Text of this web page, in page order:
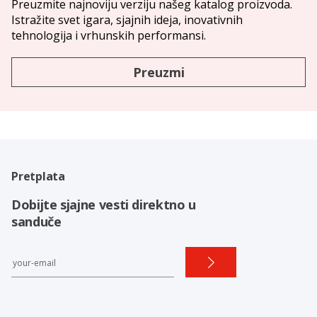
Preuzmite najnoviju verziju našeg katalog proizvoda.
Istražite svet igara, sjajnih ideja, inovativnih
tehnologija i vrhunskih performansi.
Preuzmi
Pretplata
Dobijte sjajne vesti direktno u
sanduče